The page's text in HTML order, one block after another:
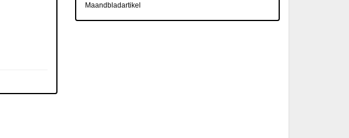
Maandbladartikel